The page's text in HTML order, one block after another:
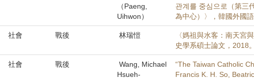
（Paeng,
Uihwon）
관계를 중심으로（第三
為中心）〉，韓國外國
社會 戰後 林瑞愷
〈媽祖與水客：南天宮
史學系碩士論文，2018。
社會 戰後
Wang, Michael
Hsueh-
“The Taiwan Catholic
Francis K. H. So,